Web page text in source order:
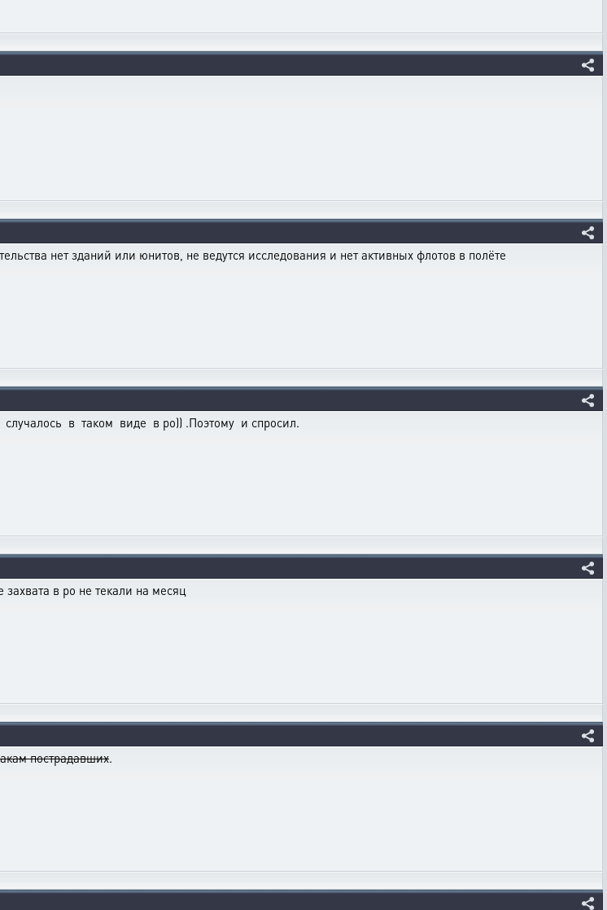
нет зданий или юнитов, не ведутся исследования и нет активных флотов в полёте
в таком виде в ро)) .Поэтому и спросил.
захвата в ро не текали на месяц
пострадавших.